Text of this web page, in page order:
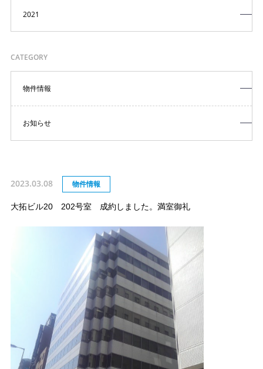
2023.03.08 物件情報
大拓ビル20 202号室 成約しました。満室御礼
2021
CATEGORY
物件情報
お知らせ